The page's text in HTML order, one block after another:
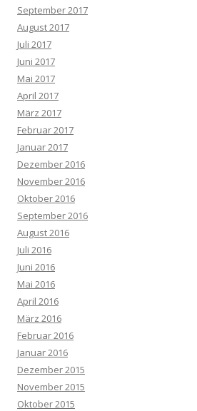
September 2017
August 2017
Juli 2017
Juni 2017
Mai 2017
April 2017
März 2017
Februar 2017
Januar 2017
Dezember 2016
November 2016
Oktober 2016
September 2016
August 2016
Juli 2016
Juni 2016
Mai 2016
April 2016
März 2016
Februar 2016
Januar 2016
Dezember 2015
November 2015
Oktober 2015